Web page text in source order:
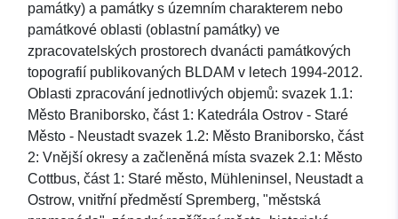
památky) a památky s územním charakterem nebo
památkové oblasti (oblastní památky) ve
zpracovatelských prostorech dvanácti památkových
topografií publikovaných BLDAM v letech 1994-2012.
Oblasti zpracování jednotlivých objemů: svazek 1.1:
Město Braniborsko, část 1: Katedrála Ostrov - Staré
Město - Neustadt svazek 1.2: Město Braniborsko, část
2: Vnější okresy a začleněná místa svazek 2.1: Město
Cottbus, část 1: Staré město, Mühleninsel, Neustadt a
Ostrow, vnitřní předměstí Spremberg, "městská